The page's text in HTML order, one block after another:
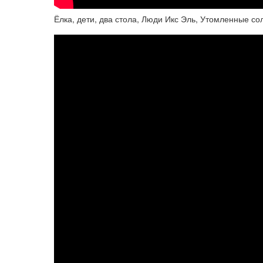
Ёлка, дети, два стола, Люди Икс Эль, Утомленные